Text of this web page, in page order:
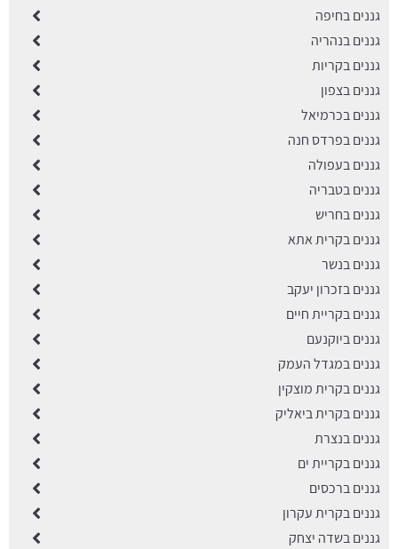
גננים בחיפה
גננים בנהריה
גננים בקריות
גננים בצפון
גננים בכרמיאל
גננים בפרדס חנה
גננים בעפולה
גננים בטבריה
גננים בחריש
גננים בקרית אתא
גננים בנשר
גננים בזכרון יעקב
גננים בקריית חיים
גננים ביוקנעם
גננים במגדל העמק
גננים בקרית מוצקין
גננים בקרית ביאליק
גננים בנצרת
גננים בקריית ים
גננים ברכסים
גננים בקרית עקרון
גננים בשדה יצחק